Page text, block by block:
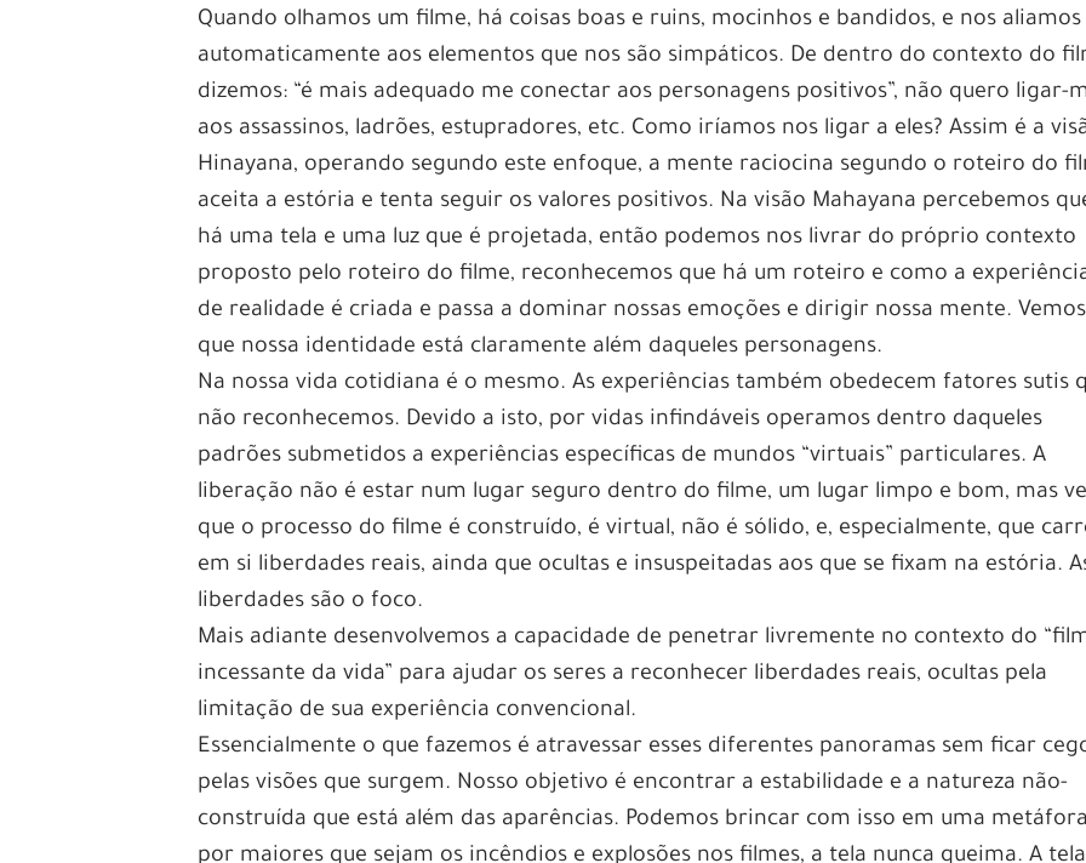
Quando olhamos um filme, há coisas boas e ruins, mocinhos e bandidos, e nos aliamos
automaticamente aos elementos que nos são simpáticos. De dentro do contexto do
dizemos: “é mais adequado me conectar aos personagens positivos”, não quero ligar-
aos assassinos, ladrões, estupradores, etc. Como iríamos nos ligar a eles? Assim é a
Hinayana, operando segundo este enfoque, a mente raciocina segundo o roteiro do
aceita a estória e tenta seguir os valores positivos. Na visão Mahayana percebemos
há uma tela e uma luz que é projetada, então podemos nos livrar do próprio contexto
proposto pelo roteiro do filme, reconhecemos que há um roteiro e como a
de realidade é criada e passa a dominar nossas emoções e dirigir nossa mente. Vemos
que nossa identidade está claramente além daqueles personagens.
Na nossa vida cotidiana é o mesmo. As experiências também obedecem fatores sutis
não reconhecemos. Devido a isto, por vidas infindáveis operamos dentro daqueles
padrões submetidos a experiências específicas de mundos “virtuais” particulares. A
liberação não é estar num lugar seguro dentro do filme, um lugar limpo e bom, mas
que o processo do filme é construído, é virtual, não é sólido, e, especialmente, que
em si liberdades reais, ainda que ocultas e insuspeitadas aos que se fixam na estória.
liberdades são o foco.
Mais adiante desenvolvemos a capacidade de penetrar livremente no contexto do
incessante da vida” para ajudar os seres a reconhecer liberdades reais, ocultas pela
limitação de sua experiência convencional.
Essencialmente o que fazemos é atravessar esses diferentes panoramas sem ficar
pelas visões que surgem. Nosso objetivo é encontrar a estabilidade e a natureza não-
construída que está além das aparências. Podemos brincar com isso em uma
por maiores que sejam os incêndios e explosões nos filmes, a tela nunca queima. A